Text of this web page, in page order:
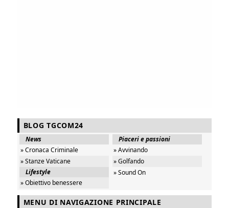
BLOG TGCOM24
News
» Cronaca Criminale
» Stanze Vaticane
Lifestyle
» Obiettivo benessere
Piaceri e passioni
» Avvinando
» Golfando
» Sound On
MENU DI NAVIGAZIONE PRINCIPALE